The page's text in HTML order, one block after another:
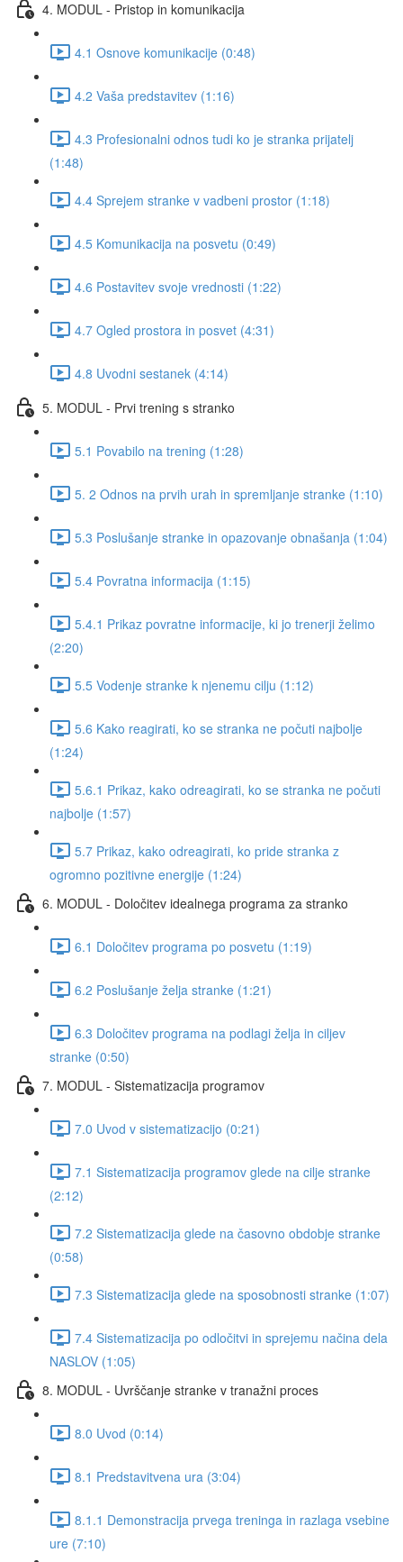
4. MODUL - Pristop in komunikacija
4.1 Osnove komunikacije (0:48)
4.2 Vaša predstavitev (1:16)
4.3 Profesionalni odnos tudi ko je stranka prijatelj
(1:48)
4.4 Sprejem stranke v vadbeni prostor (1:18)
4.5 Komunikacija na posvetu (0:49)
4.6 Postavitev svoje vrednosti (1:22)
4.7 Ogled prostora in posvet (4:31)
4.8 Uvodni sestanek (4:14)
5. MODUL - Prvi trening s stranko
5.1 Povabilo na trening (1:28)
5. 2 Odnos na prvih urah in spremljanje stranke (1:10)
5.3 Poslušanje stranke in opazovanje obnašanja (1:04)
5.4 Povratna informacija (1:15)
5.4.1 Prikaz povratne informacije, ki jo trenerji želimo
(2:20)
5.5 Vodenje stranke k njenemu cilju (1:12)
5.6 Kako reagirati, ko se stranka ne počuti najbolje
(1:24)
5.6.1 Prikaz, kako odreagirati, ko se stranka ne počuti
najbolje (1:57)
5.7 Prikaz, kako odreagirati, ko pride stranka z
ogromno pozitivne energije (1:24)
6. MODUL - Določitev idealnega programa za stranko
6.1 Določitev programa po posvetu (1:19)
6.2 Poslušanje želja stranke (1:21)
6.3 Določitev programa na podlagi želja in ciljev
stranke (0:50)
7. MODUL - Sistematizacija programov
7.0 Uvod v sistematizacijo (0:21)
7.1 Sistematizacija programov glede na cilje stranke
(2:12)
7.2 Sistematizacija glede na časovno obdobje stranke
(0:58)
7.3 Sistematizacija glede na sposobnosti stranke (1:07)
7.4 Sistematizacija po odločitvi in sprejemu načina dela
NASLOV (1:05)
8. MODUL - Uvrščanje stranke v tranažni proces
8.0 Uvod (0:14)
8.1 Predstavitvena ura (3:04)
8.1.1 Demonstracija prvega treninga in razlaga vsebine
ure (7:10)